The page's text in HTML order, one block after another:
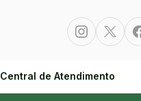
Instagram
Central de Atendimento